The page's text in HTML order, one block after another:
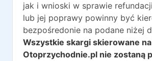
jak i wnioski w sprawie
lub jej poprawy powinny być
bezpośredonie na podane niżej
Wszystkie skargi skierowane
Otoprzychodnie.pl nie zostaną